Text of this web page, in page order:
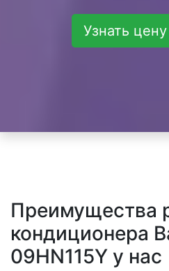
Узнать
Преимущества
кондиционера
09HN115Y у нас